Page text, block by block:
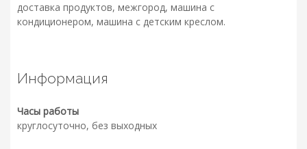
доставка продуктов, межгород, машина с
кондиционером, машина с детским креслом.
Информация
Часы работы
круглосуточно, без выходных